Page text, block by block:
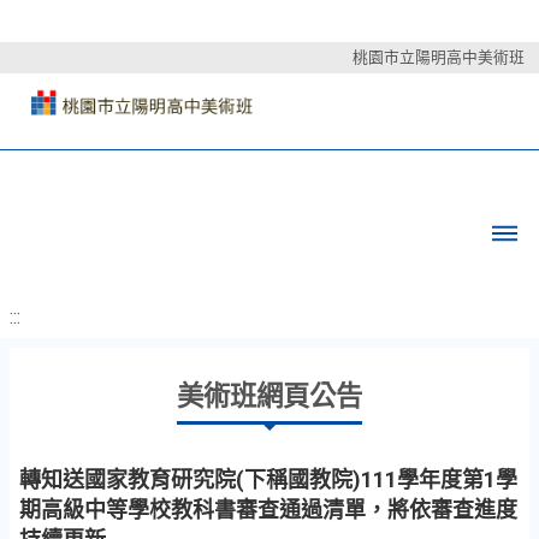
桃園市立陽明高中美術班
:::
美術班網頁公告
轉知送國家教育研究院(下稱國教院)111學年度第1學
期高級中等學校教科書審查通過清單，將依審查進度